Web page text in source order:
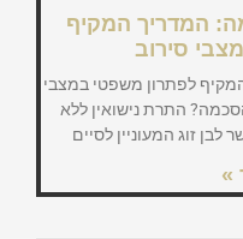
המדריך המקיף
סירוב
לפתרון משפטי במצבי
התרת נישואין ללא
זוג המעוניין לסיים
»